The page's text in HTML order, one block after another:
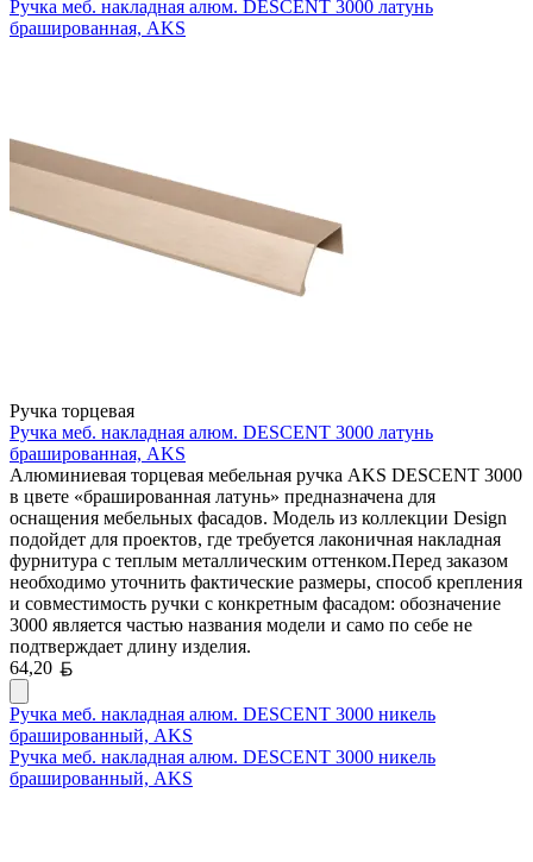
Ручка меб. накладная алюм. DESCENT 3000 латунь
брашированная, AKS
Ручка торцевая
Ручка меб. накладная алюм. DESCENT 3000 латунь
брашированная, AKS
Алюминиевая торцевая мебельная ручка AKS DESCENT 3000
в цвете «брашированная латунь» предназначена для
оснащения мебельных фасадов. Модель из коллекции Design
подойдет для проектов, где требуется лаконичная накладная
фурнитура с теплым металлическим оттенком.Перед заказом
необходимо уточнить фактические размеры, способ крепления
и совместимость ручки с конкретным фасадом: обозначение
3000 является частью названия модели и само по себе не
подтверждает длину изделия.
64,20
Ручка меб. накладная алюм. DESCENT 3000 никель
брашированный, AKS
Ручка меб. накладная алюм. DESCENT 3000 никель
брашированный, AKS